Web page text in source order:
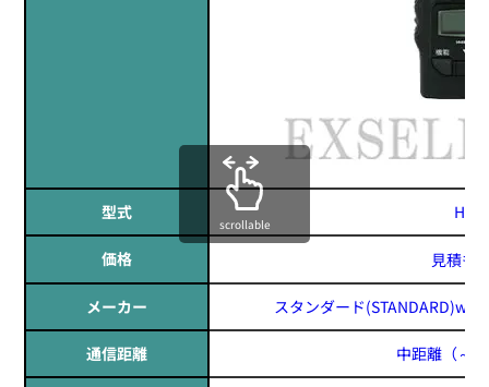
型式
価格 見積も
メーカー スタンダード(STANDARD)
通信距離 中距離（～
scrollable